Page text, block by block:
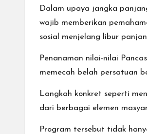
Dalam upaya jangka
wajib memberikan
sosial menjelang libur
Penanaman nilai-nilai
memecah belah persatuan
Langkah konkret seperti
dari berbagai elemen
Program tersebut tidak